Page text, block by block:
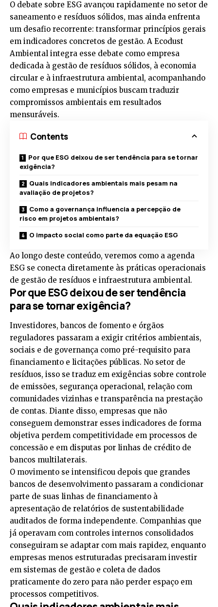
O debate sobre ESG avançou rapidamente no setor de
saneamento e resíduos sólidos, mas ainda enfrenta
um desafio recorrente: transformar princípios gerais
em indicadores concretos de gestão. A Ecodust
Ambiental integra esse debate como empresa
dedicada à gestão de resíduos sólidos, à economia
circular e à infraestrutura ambiental, acompanhando
como empresas e municípios buscam traduzir
compromissos ambientais em resultados
mensuráveis.
Contents
Por que ESG deixou de ser tendência para se tornar
exigência?
Quais indicadores ambientais mais pesam na
avaliação de projetos?
Como a governança influencia a percepção de
risco em projetos ambientais?
O impacto social como parte da equação ESG
Ao longo deste conteúdo, veremos como a agenda
ESG se conecta diretamente às práticas operacionais
de gestão de resíduos e infraestrutura ambiental.
Por que ESG deixou de ser tendência
para se tornar exigência?
Investidores, bancos de fomento e órgãos
reguladores passaram a exigir critérios ambientais,
sociais e de governança como pré-requisito para
financiamento e licitações públicas. No setor de
resíduos, isso se traduz em exigências sobre controle
de emissões, segurança operacional, relação com
comunidades vizinhas e transparência na prestação
de contas. Diante disso, empresas que não
conseguem demonstrar esses indicadores de forma
objetiva perdem competitividade em processos de
concessão e em disputas por linhas de crédito de
bancos multilaterais.
O movimento se intensificou depois que grandes
bancos de desenvolvimento passaram a condicionar
parte de suas linhas de financiamento à
apresentação de relatórios de sustentabilidade
auditados de forma independente. Companhias que
já operavam com controles internos consolidados
conseguiram se adaptar com mais rapidez, enquanto
empresas menos estruturadas precisaram investir
em sistemas de gestão e coleta de dados
praticamente do zero para não perder espaço em
processos competitivos.